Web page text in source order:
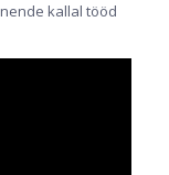
kallal tööd